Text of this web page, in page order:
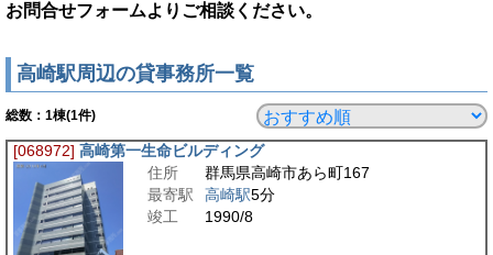
お問合せフォームよりご相談ください。
高崎駅周辺の貸事務所一覧
総数： 1棟(1件)
[068972] 高崎第一生命ビルディング
住所
群馬県高崎市あら町167
最寄駅
高崎駅5分
竣工
1990/8